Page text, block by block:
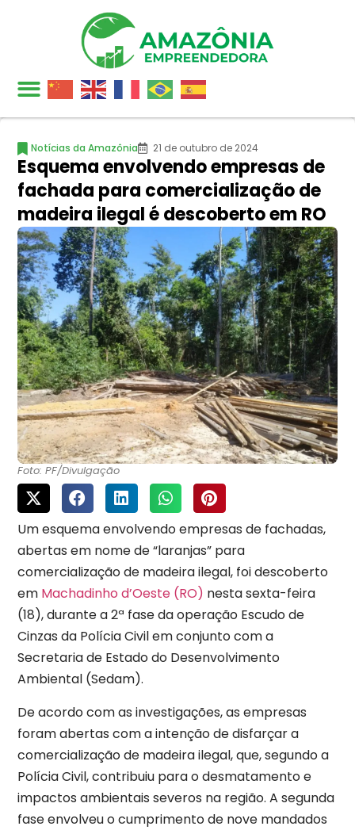
Notícias da Amazônia 21 de outubro de 2024
Esquema envolvendo empresas de
fachada para comercialização de
madeira ilegal é descoberto em RO
Foto: PF/Divulgação
Um esquema envolvendo empresas de fachadas,
abertas em nome de “laranjas” para
comercialização de madeira ilegal, foi descoberto
em Machadinho d’Oeste (RO) nesta sexta-feira
(18), durante a 2ª fase da operação Escudo de
Cinzas da Polícia Civil em conjunto com a
Secretaria de Estado do Desenvolvimento
Ambiental (Sedam).
De acordo com as investigações, as empresas
foram abertas com a intenção de disfarçar a
comercialização de madeira ilegal, que, segundo a
Polícia Civil, contribuiu para o desmatamento e
impactos ambientais severos na região. A segunda
fase envolveu o cumprimento de nove mandados